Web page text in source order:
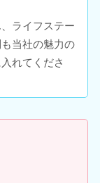
ライフステー
当社の魅力の
れてくださ